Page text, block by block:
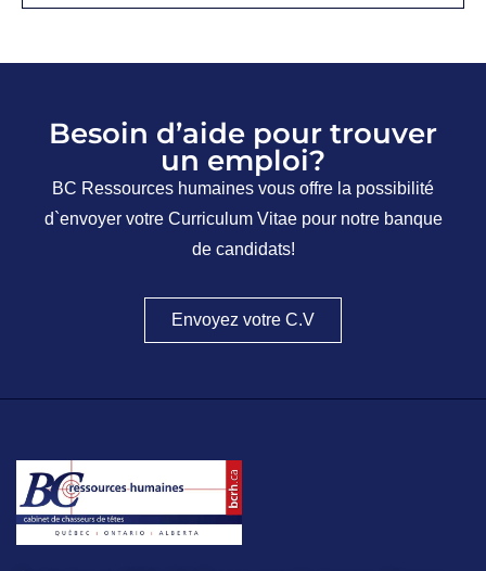
Besoin d’aide pour trouver
un emploi?
BC Ressources humaines vous offre la possibilité
d`envoyer votre Curriculum Vitae pour notre banque
de candidats!
Envoyez votre C.V